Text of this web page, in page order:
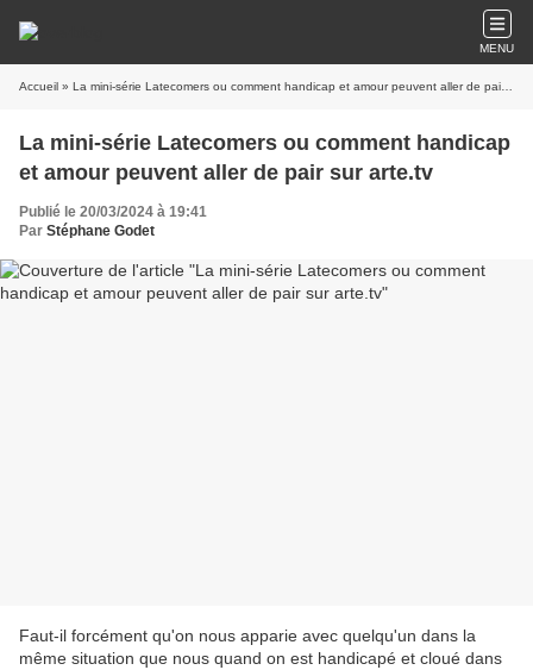
MENU
Accueil » La mini-série Latecomers ou comment handicap et amour peuvent aller de pair sur arte.tv
La mini-série Latecomers ou comment handicap
et amour peuvent aller de pair sur arte.tv
Publié le 20/03/2024 à 19:41
Par Stéphane Godet
Faut-il forcément qu'on nous apparie avec quelqu'un dans la
même situation que nous quand on est handicapé et cloué dans